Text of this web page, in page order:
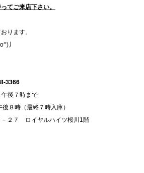
てご来店下さい。
ります。
丿
3366
後７時まで
８時（最終７時入庫）
－２７ ロイヤルハイツ桜川1階